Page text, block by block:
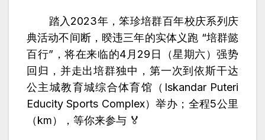
踏入2023年，笨珍培群百年校庆系列庆
典活动不间断，暌违三年的实体义跑 “培群懿
百行”，将在来临的4月29日（星期六）强势
回归，并走出培群独中，第一次到依斯干达
公主城教育城综合体育馆（Iskandar Puteri
Educity Sports Complex）举办；全程5公里
（km），等你来参与 🏅